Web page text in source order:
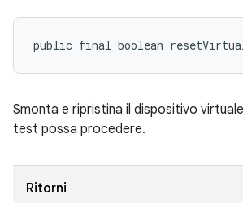
public final boolean
Smonta e ripristina il dispositivo
test possa procedere.
Ritorni